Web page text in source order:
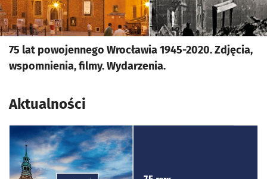
75 lat powojennego Wrocławia 1945-2020. Zdjęcia,
wspomnienia, filmy. Wydarzenia.
Aktualności